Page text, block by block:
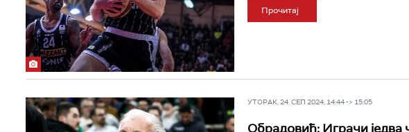
Прочитај
УТОРАК, 24. СЕП 2024, 14:44 -> 15:05
Обрадовић: Играчи једва